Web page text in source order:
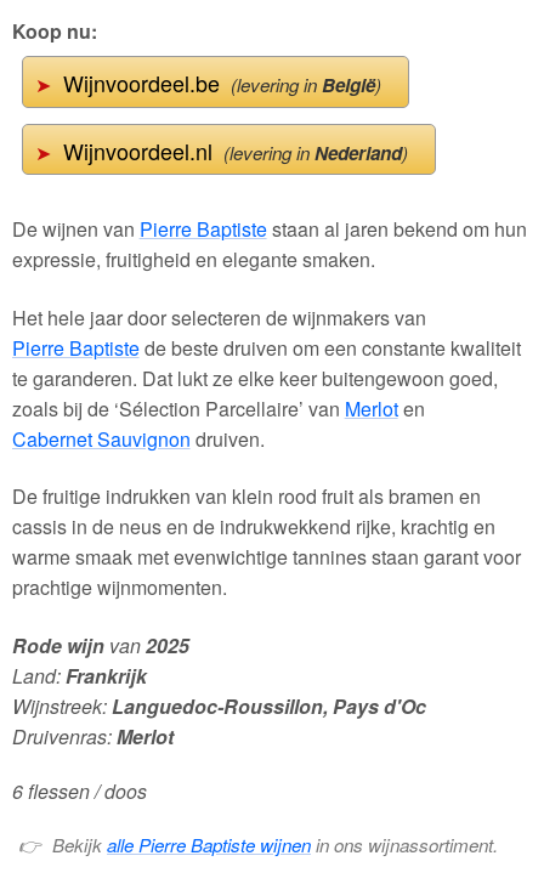
Koop nu:
➤Wijnvoordeel.be(levering inBelgië)
➤Wijnvoordeel.nl(levering inNederland)
De wijnen van Pierre Baptistestaan al jaren bekend om hun
expressie, fruitigheid en elegante smaken.
Het hele jaar door selecteren de wijnmakers van
Pierre Baptistede beste druiven om een constante kwaliteit
te garanderen. Dat lukt ze elke keer buitengewoon goed,
zoals bij de ‘Sélection Parcellaire’ van Merloten
Cabernet Sauvignon druiven.
De fruitige indrukken van klein rood fruit als bramen en
cassis in de neus en de indrukwekkend rijke, krachtig en
warme smaak met evenwichtige tannines staan garant voor
prachtige wijnmomenten.
Rode wijnvan2025
Land:Frankrijk
Wijnstreek:Languedoc-Roussillon, Pays d'Oc
Druivenras:Merlot
6 flessen / doos
Bekijkalle Pierre Baptiste wijnenin ons wijnassortiment.